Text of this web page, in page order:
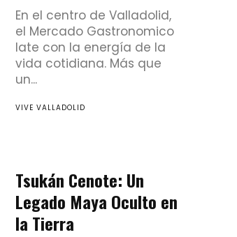
En el centro de Valladolid,
el Mercado Gastronomico
late con la energía de la
vida cotidiana. Más que
un...
VIVE VALLADOLID
Tsukán Cenote: Un
Legado Maya Oculto en
la Tierra